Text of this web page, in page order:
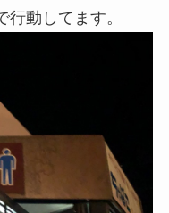
動してます。